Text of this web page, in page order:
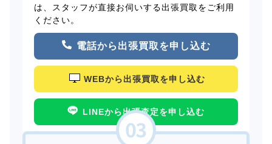
は、スタッフが直接お伺いする出張買取をご利用
ください。
電話から出張買取を申し込む
WEBから出張買取を申し込む
LINEから出張査定を申し込む